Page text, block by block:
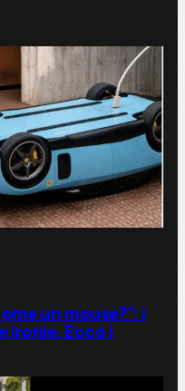
un mouse?": i
ironie. Ecco i